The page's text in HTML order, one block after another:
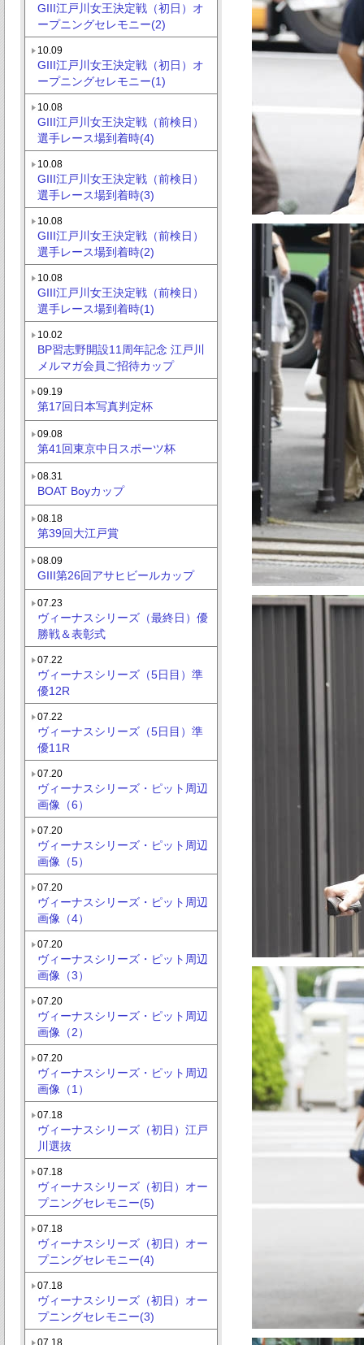
GIII江戸川女王決定戦（初日）オ
ープニングセレモニー(2)
10.09
GIII江戸川女王決定戦（初日）オ
ープニングセレモニー(1)
10.08
GIII江戸川女王決定戦（前検日）
選手レース場到着時(4)
10.08
GIII江戸川女王決定戦（前検日）
選手レース場到着時(3)
10.08
GIII江戸川女王決定戦（前検日）
選手レース場到着時(2)
10.08
GIII江戸川女王決定戦（前検日）
選手レース場到着時(1)
10.02
BP習志野開設11周年記念 江戸川
メルマガ会員ご招待カップ
09.19
第17回日本写真判定杯
09.08
第41回東京中日スポーツ杯
08.31
BOAT Boyカップ
08.18
第39回大江戸賞
08.09
GIII第26回アサヒビールカップ
07.23
ヴィーナスシリーズ（最終日）優
勝戦＆表彰式
07.22
ヴィーナスシリーズ（5日目）準
優12R
07.22
ヴィーナスシリーズ（5日目）準
優11R
07.20
ヴィーナスシリーズ・ピット周辺
画像（6）
07.20
ヴィーナスシリーズ・ピット周辺
画像（5）
07.20
ヴィーナスシリーズ・ピット周辺
画像（4）
07.20
ヴィーナスシリーズ・ピット周辺
画像（3）
07.20
ヴィーナスシリーズ・ピット周辺
画像（2）
07.20
ヴィーナスシリーズ・ピット周辺
画像（1）
07.18
ヴィーナスシリーズ（初日）江戸
川選抜
07.18
ヴィーナスシリーズ（初日）オー
プニングセレモニー(5)
07.18
ヴィーナスシリーズ（初日）オー
プニングセレモニー(4)
07.18
ヴィーナスシリーズ（初日）オー
プニングセレモニー(3)
07.18